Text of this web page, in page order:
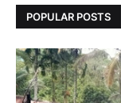
POPULAR POSTS